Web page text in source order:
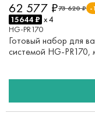
73 620 ₽ -
62 577 ₽
15644 ₽ x 4
HG-PR170
Готовый набор для
системой HG-PR170,